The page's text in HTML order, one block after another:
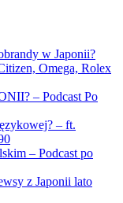
w Japonii?
Omega, Rolex
– Podcast Po
– ft.
– Podcast po
z Japonii lato